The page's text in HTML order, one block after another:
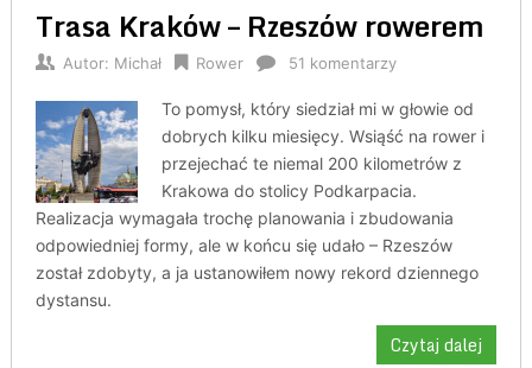
Trasa Kraków – Rzeszów rowerem
Autor: Michał Rower 51 komentarzy
To pomysł, który siedział mi w głowie od
dobrych kilku miesięcy. Wsiąść na rower i
przejechać te niemal 200 kilometrów z
Krakowa do stolicy Podkarpacia.
Realizacja wymagała trochę planowania i zbudowania
odpowiedniej formy, ale w końcu się udało – Rzeszów
został zdobyty, a ja ustanowiłem nowy rekord dziennego
dystansu.
Czytaj dalej